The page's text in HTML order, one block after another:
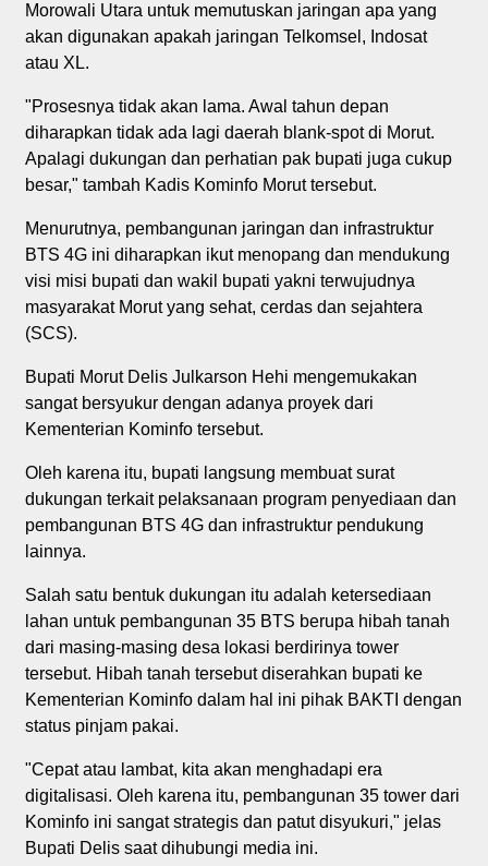
Morowali Utara untuk memutuskan jaringan apa yang
akan digunakan apakah jaringan Telkomsel, Indosat
atau XL.
"Prosesnya tidak akan lama. Awal tahun depan
diharapkan tidak ada lagi daerah blank-spot di Morut.
Apalagi dukungan dan perhatian pak bupati juga cukup
besar," tambah Kadis Kominfo Morut tersebut.
Menurutnya, pembangunan jaringan dan infrastruktur
BTS 4G ini diharapkan ikut menopang dan mendukung
visi misi bupati dan wakil bupati yakni terwujudnya
masyarakat Morut yang sehat, cerdas dan sejahtera
(SCS).
Bupati Morut Delis Julkarson Hehi mengemukakan
sangat bersyukur dengan adanya proyek dari
Kementerian Kominfo tersebut.
Oleh karena itu, bupati langsung membuat surat
dukungan terkait pelaksanaan program penyediaan dan
pembangunan BTS 4G dan infrastruktur pendukung
lainnya.
Salah satu bentuk dukungan itu adalah ketersediaan
lahan untuk pembangunan 35 BTS berupa hibah tanah
dari masing-masing desa lokasi berdirinya tower
tersebut. Hibah tanah tersebut diserahkan bupati ke
Kementerian Kominfo dalam hal ini pihak BAKTI dengan
status pinjam pakai.
"Cepat atau lambat, kita akan menghadapi era
digitalisasi. Oleh karena itu, pembangunan 35 tower dari
Kominfo ini sangat strategis dan patut disyukuri," jelas
Bupati Delis saat dihubungi media ini.